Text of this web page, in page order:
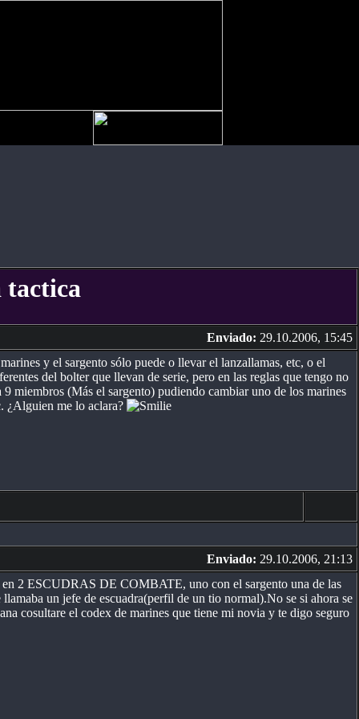
tactica
Enviado: 29.10.2006, 15:45
y el sargento sólo puede o llevar el lanzallamas, etc, o el
del bolter que llevan de serie, pero en las reglas que tengo no
miembros (Más el sargento) pudiendo cambiar uno de los marines
¿Alguien me lo aclara?
Enviado: 29.10.2006, 21:13
en 2 ESCUDRAS DE COMBATE, uno con el sargento una de las
un jefe de escuadra(perfil de un tio normal).No se si ahora se
cosultare el codex de marines que tiene mi novia y te digo seguro